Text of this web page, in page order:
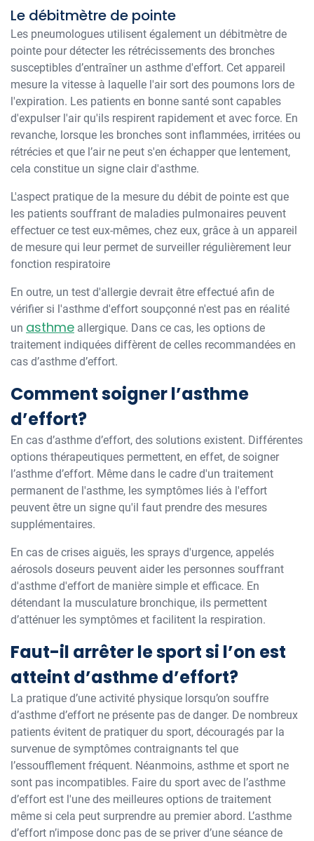
Le débitmètre de pointe
Les pneumologues utilisent également un débitmètre de
pointe pour détecter les rétrécissements des bronches
susceptibles d’entraîner un asthme d'effort. Cet appareil
mesure la vitesse à laquelle l'air sort des poumons lors de
l'expiration. Les patients en bonne santé sont capables
d'expulser l'air qu'ils respirent rapidement et avec force. En
revanche, lorsque les bronches sont inflammées, irritées ou
rétrécies et que l’air ne peut s'en échapper que lentement,
cela constitue un signe clair d'asthme.
L'aspect pratique de la mesure du débit de pointe est que
les patients souffrant de maladies pulmonaires peuvent
effectuer ce test eux-mêmes, chez eux, grâce à un appareil
de mesure qui leur permet de surveiller régulièrement leur
fonction respiratoire
En outre, un test d'allergie devrait être effectué afin de
vérifier si l'asthme d'effort soupçonné n'est pas en réalité
un asthme allergique. Dans ce cas, les options de
traitement indiquées diffèrent de celles recommandées en
cas d’asthme d’effort.
Comment soigner l’asthme
d’effort?
En cas d’asthme d’effort, des solutions existent. Différentes
options thérapeutiques permettent, en effet, de soigner
l’asthme d’effort. Même dans le cadre d'un traitement
permanent de l'asthme, les symptômes liés à l'effort
peuvent être un signe qu'il faut prendre des mesures
supplémentaires.
En cas de crises aiguës, les sprays d'urgence, appelés
aérosols doseurs peuvent aider les personnes souffrant
d'asthme d'effort de manière simple et efficace. En
détendant la musculature bronchique, ils permettent
d’atténuer les symptômes et facilitent la respiration.
Faut-il arrêter le sport si l’on est
atteint d’asthme d’effort?
La pratique d’une activité physique lorsqu’on souffre
d’asthme d’effort ne présente pas de danger. De nombreux
patients évitent de pratiquer du sport, découragés par la
survenue de symptômes contraignants tel que
l’essoufflement fréquent. Néanmoins, asthme et sport ne
sont pas incompatibles. Faire du sport avec de l’asthme
d’effort est l'une des meilleures options de traitement
même si cela peut surprendre au premier abord. L’asthme
d’effort n’impose donc pas de se priver d’une séance de